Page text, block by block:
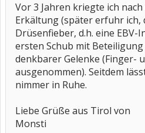
Vor 3 Jahren kriegte ich
Erkältung (später erfuhr ich,
Drüsenfieber, d.h. eine EBV-
ersten Schub mit
denkbarer Gelenke (Finger-
ausgenommen). Seitdem
nimmer in Ruhe.
Liebe Grüße aus Tirol von
Monsti